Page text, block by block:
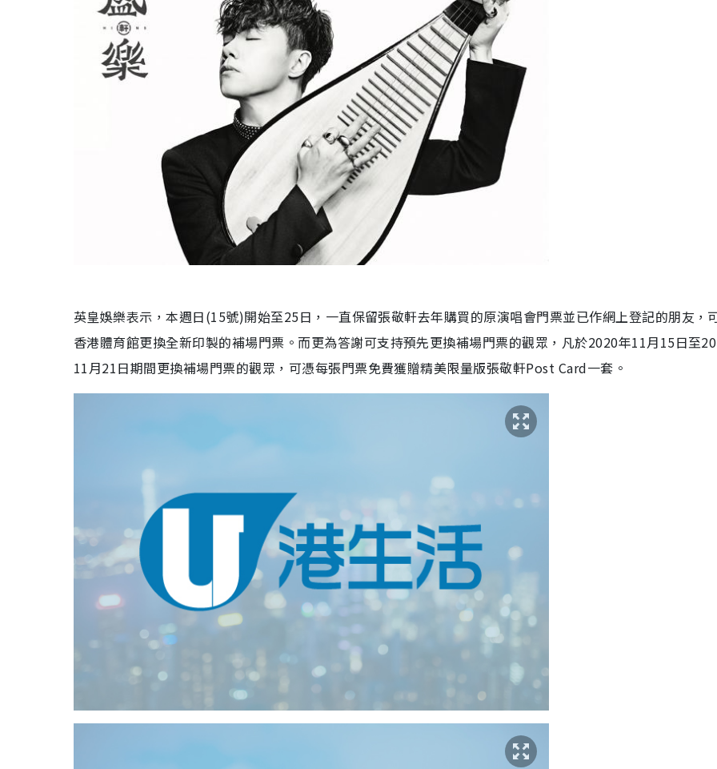
英皇娛樂表示，本週日(15號)開始至25日，一直保留張敬軒去年購買的原演唱會門票並已作網上登記的朋友，
香港體育館更換全新印製的補場門票。而更為答謝可支持預先更換補場門票的觀眾，凡於2020年11月15日至
11月21日期間更換補場門票的觀眾，可憑每張門票免費獲贈精美限量版張敬軒Post Card一套。